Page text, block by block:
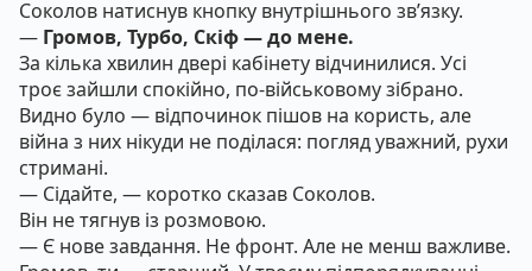
Соколов натиснув кнопку внутрішнього зв’язку.
— Громов, Турбо, Скіф — до мене.
За кілька хвилин двері кабінету відчинилися. Усі
троє зайшли спокійно, по-військовому зібрано.
Видно було — відпочинок пішов на користь, але
війна з них нікуди не поділася: погляд уважний, рухи
стримані.
— Сідайте, — коротко сказав Соколов.
Він не тягнув із розмовою.
— Є нове завдання. Не фронт. Але не менш важливе.